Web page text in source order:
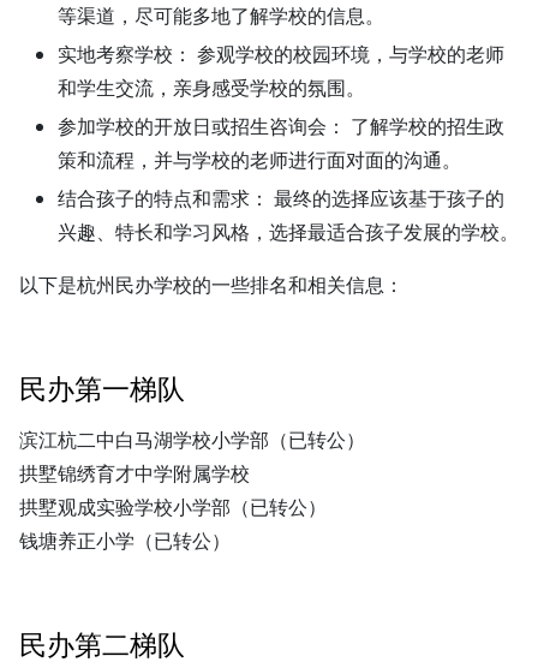
等渠道，尽可能多地了解学校的信息。
实地考察学校： 参观学校的校园环境，与学校的老师
和学生交流，亲身感受学校的氛围。
参加学校的开放日或招生咨询会： 了解学校的招生政
策和流程，并与学校的老师进行面对面的沟通。
结合孩子的特点和需求： 最终的选择应该基于孩子的
兴趣、特长和学习风格，选择最适合孩子发展的学校。
以下是杭州民办学校的一些排名和相关信息：
民办第一梯队
滨江杭二中白马湖学校小学部（已转公）
拱墅锦绣育才中学附属学校
拱墅观成实验学校小学部（已转公）
钱塘养正小学（已转公）
民办第二梯队